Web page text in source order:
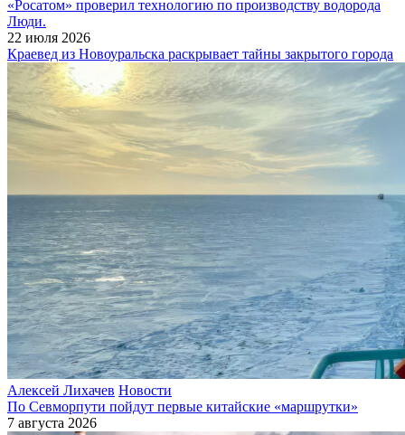
«Росатом» проверил технологию по производству водорода
Люди.
22 июля 2026
Краевед из Новоуральска раскрывает тайны закрытого города
Алексей Лихачев Новости
По Севморпути пойдут первые китайские «маршрутки»
7 августа 2026